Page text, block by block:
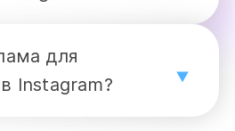
начинается
регулярной работы.
кейсы, доносить
для
Instagram?